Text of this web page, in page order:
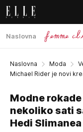
Naslovna
Naslovna Moda
Michael Rider je novi
Modne
nekoliko sati
Hedi